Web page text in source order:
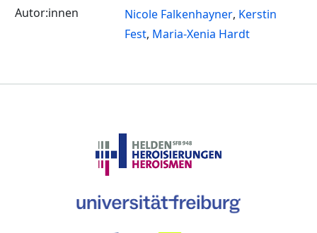
Nicole Falkenhayner Kerstin
Fest Maria-Xenia Hardt